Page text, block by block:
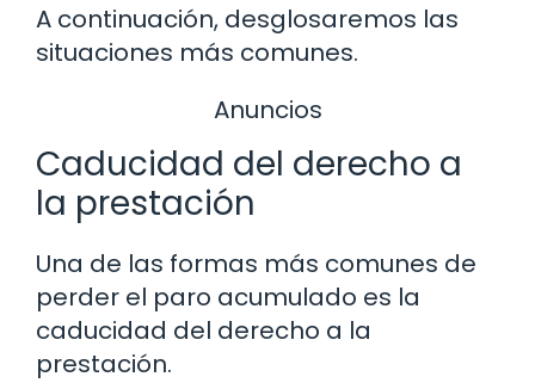
A continuación, desglosaremos las
situaciones más comunes.
Anuncios
Caducidad del derecho a
la prestación
Una de las formas más comunes de
perder el paro acumulado es la
caducidad del derecho a la
prestación.